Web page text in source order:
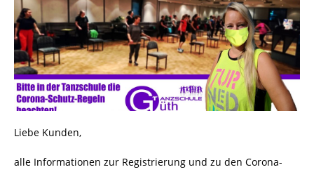
Liebe Kunden,
alle Informationen zur Registrierung und zu den Corona-